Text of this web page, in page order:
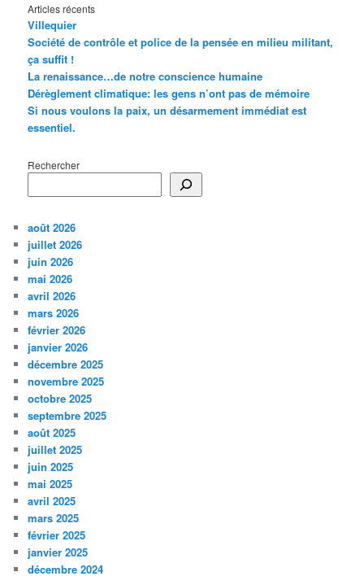
Articles récents
Villequier
Société de contrôle et police de la pensée en milieu militant,
ça suffit !
La renaissance…de notre conscience humaine
Dérèglement climatique: les gens n’ont pas de mémoire
Si nous voulons la paix, un désarmement immédiat est
essentiel.
Rechercher
août 2026
juillet 2026
juin 2026
mai 2026
avril 2026
mars 2026
février 2026
janvier 2026
décembre 2025
novembre 2025
octobre 2025
septembre 2025
août 2025
juillet 2025
juin 2025
mai 2025
avril 2025
mars 2025
février 2025
janvier 2025
décembre 2024